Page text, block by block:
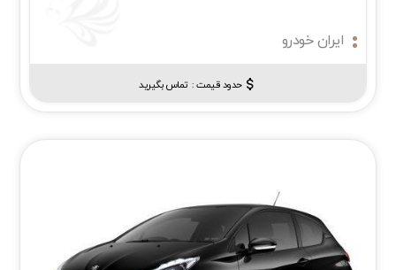
ایران خودرو
حدود قیمت :‌ تماس بگیرید